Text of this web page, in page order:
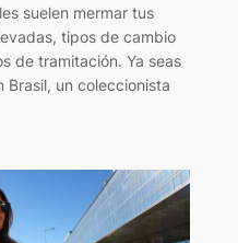
suelen mermar tus
tipos de cambio
de tramitación. Ya seas
Brasil, un coleccionista